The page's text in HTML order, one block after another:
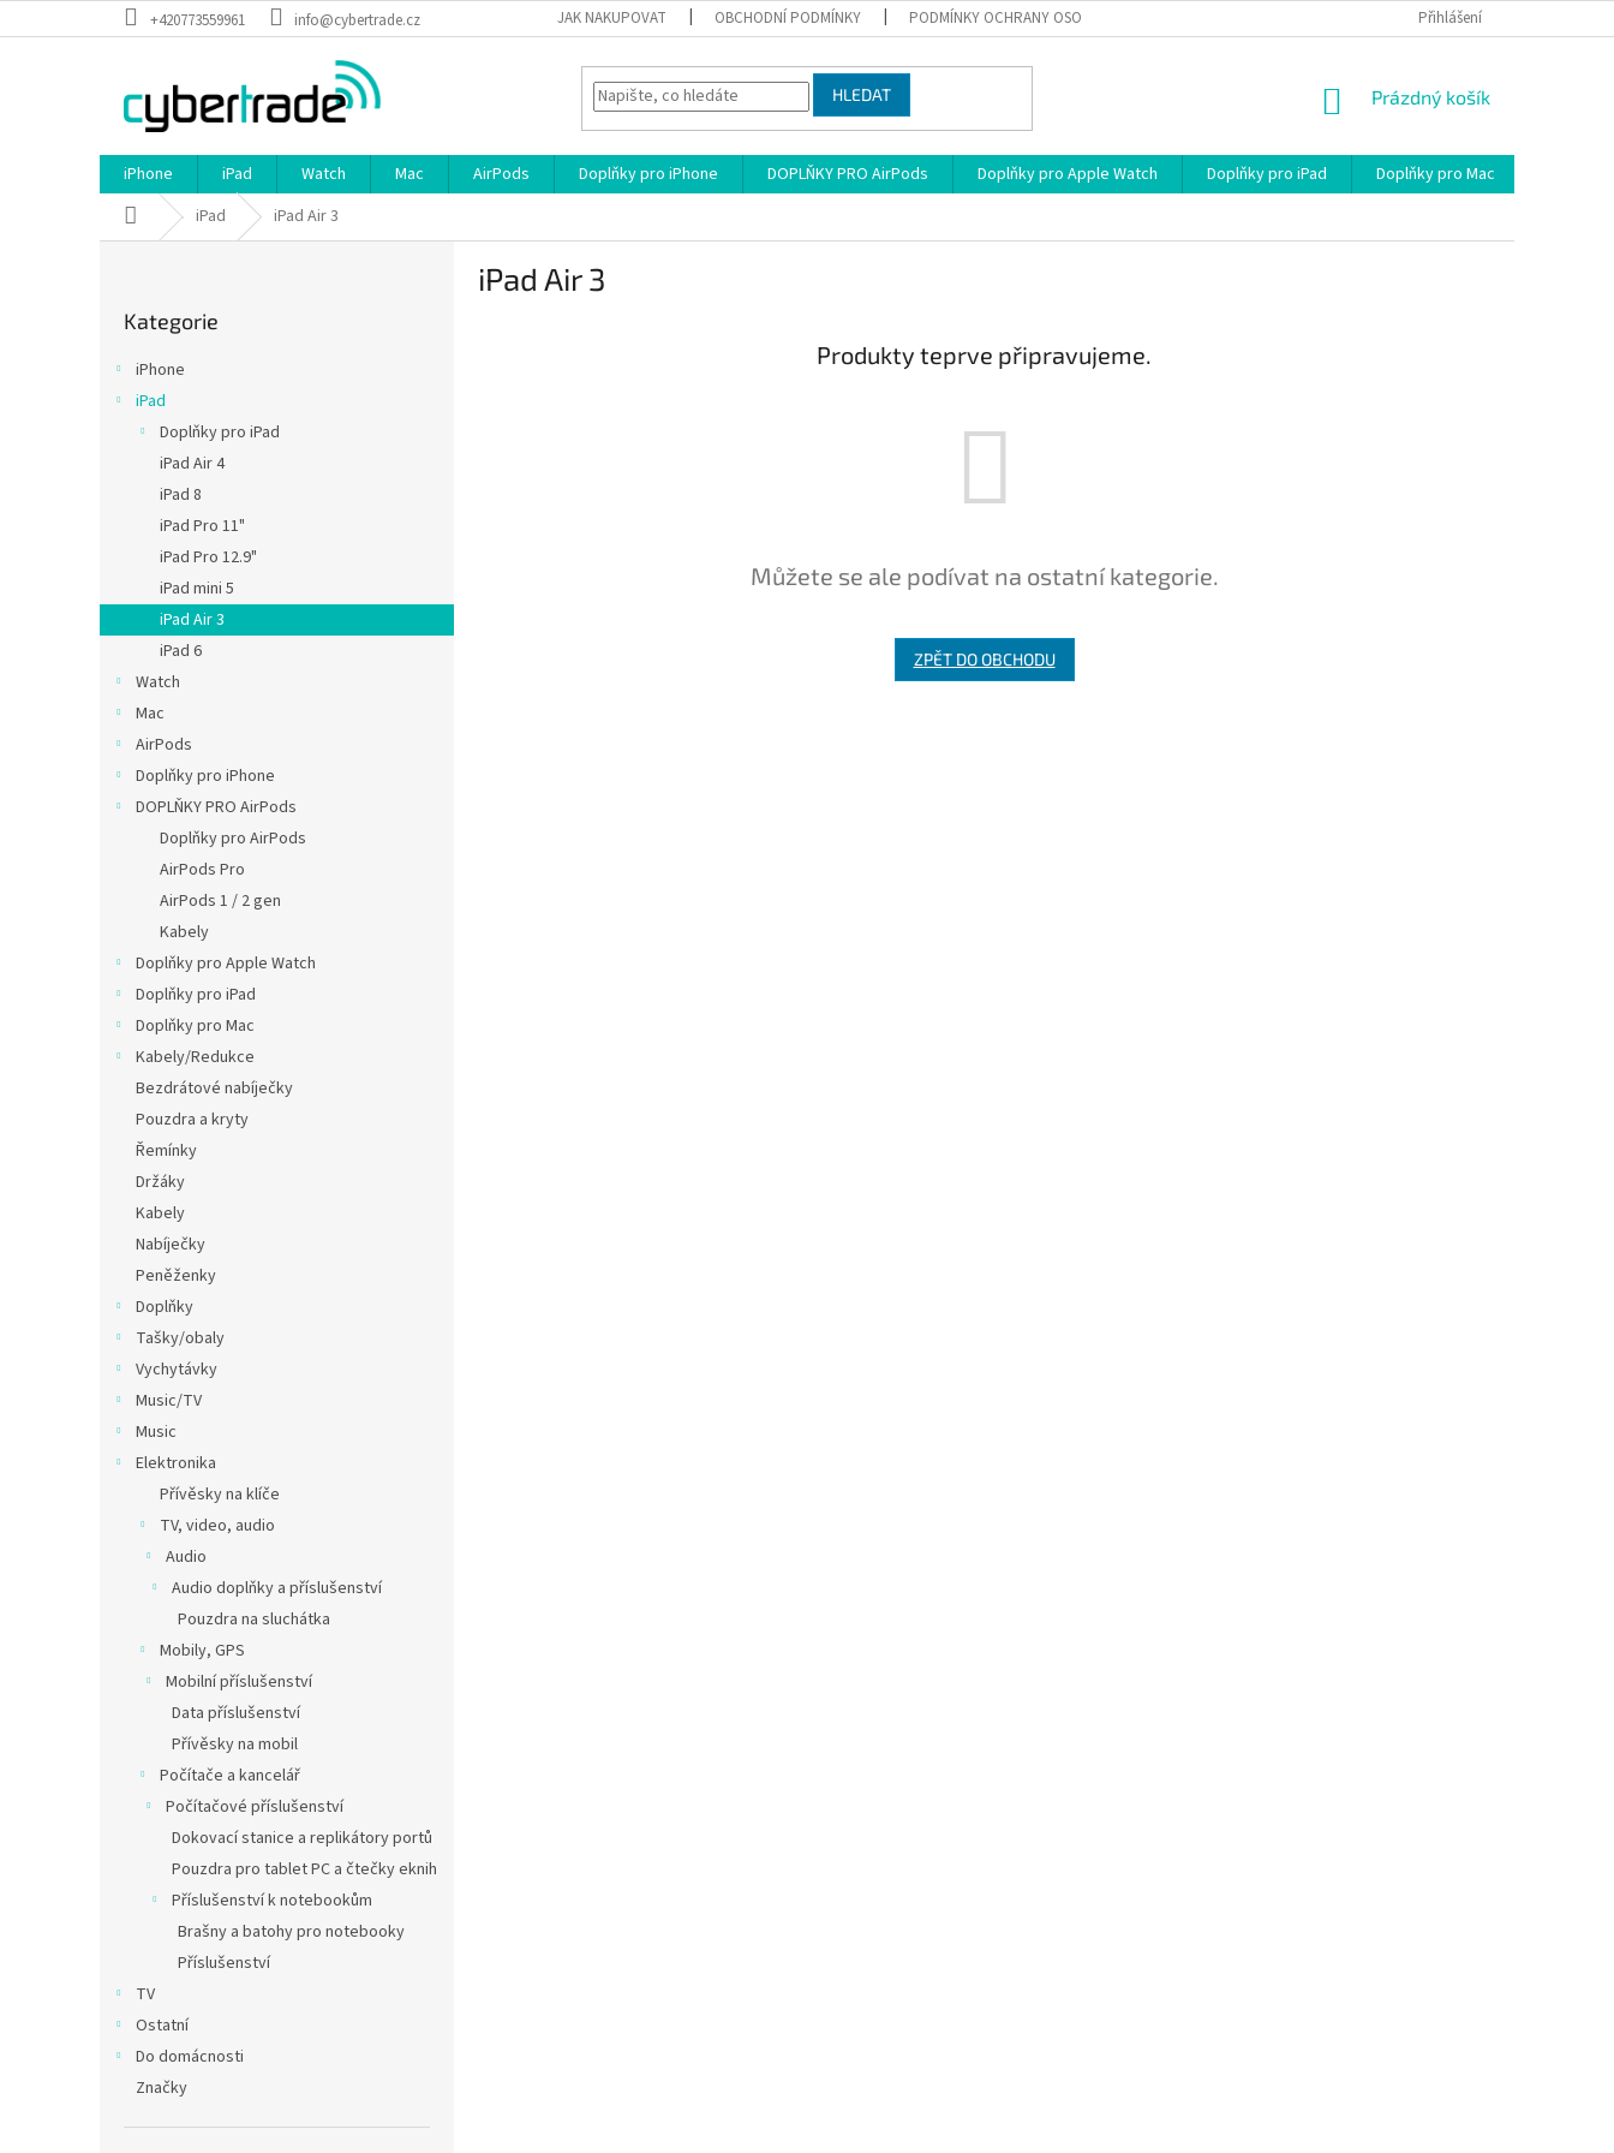
na
+420773559961 info@cybertrade.cz JAK NAKUPOVAT OBCHODNÍ PODMÍNKY PODMÍNKY OCHRANY OSOBNÍCH ÚDAJŮ Přihlášení
HLEDAT
NÁKUPNÍ
Prázdný košík
iPhone iPad Watch Mac AirPods Doplňky pro iPhone DOPLŇKY PRO AirPods Doplňky pro Apple Watch Doplňky pro iPad Doplňky pro Mac
Domů iPad iPad Air 3
l
kategorie
Kategorie
iPhone
iPad
Doplňky pro iPad
iPad Air 4
iPad 8
iPad Pro 11"
iPad Pro 12.9"
iPad mini 5
iPad Air 3
iPad 6
Watch
Mac
AirPods
Doplňky pro iPhone
DOPLŇKY PRO AirPods
Doplňky pro AirPods
AirPods Pro
AirPods 1 / 2 gen
Kabely
Doplňky pro Apple Watch
Doplňky pro iPad
Doplňky pro Mac
Kabely/Redukce
Bezdrátové nabíječky
Pouzdra a kryty
Řemínky
Držáky
Kabely
Nabíječky
Peněženky
Doplňky
Tašky/obaly
Vychytávky
Music/TV
Music
Elektronika
Přívěsky na klíče
TV, video, audio
Audio
Audio doplňky a příslušenství
Pouzdra na sluchátka
Mobily, GPS
Mobilní příslušenství
Data příslušenství
Přívěsky na mobil
Počítače a kancelář
Počítačové příslušenství
Dokovací stanice a replikátory portů
Pouzdra pro tablet PC a čtečky eknih
Příslušenství k notebookům
Brašny a batohy pro notebooky
Příslušenství
TV
Ostatní
Do domácnosti
Značky
iPad Air 3
Produkty teprve připravujeme.
Můžete se ale podívat na ostatní kategorie.
ZPĚT DO OBCHODU